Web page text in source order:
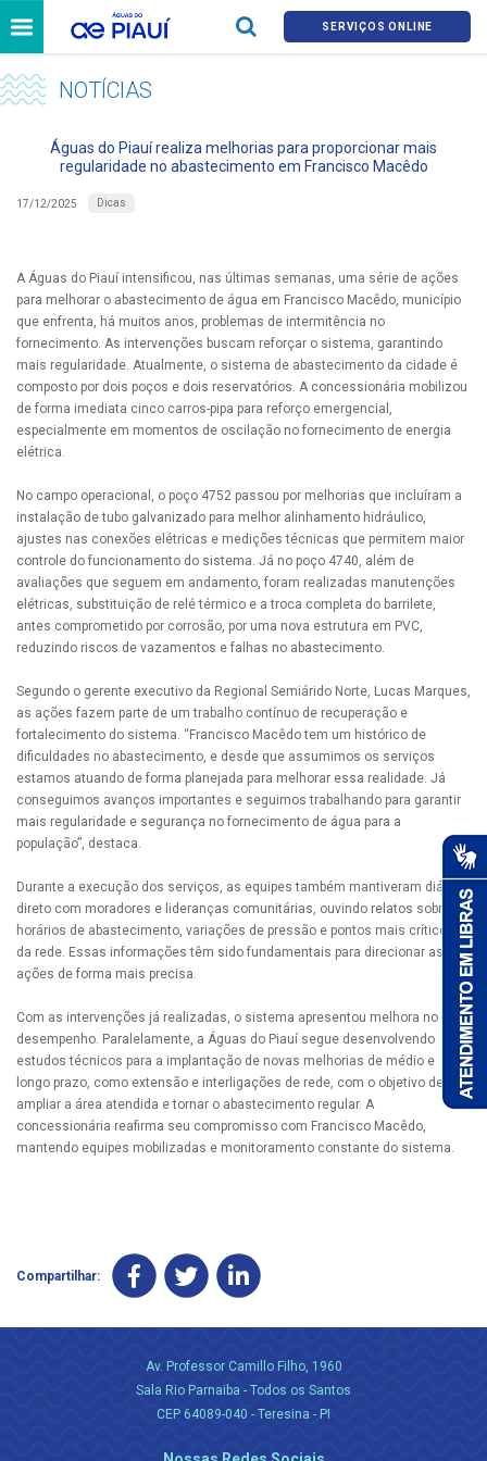
SERVIÇOS ONLINE
NOTÍCIAS
Águas do Piauí realiza melhorias para proporcionar mais
regularidade no abastecimento em Francisco Macêdo
17/12/2025 Dicas
A Águas do Piauí intensificou, nas últimas semanas, uma série de ações
para melhorar o abastecimento de água em Francisco Macêdo, município
que enfrenta, há muitos anos, problemas de intermitência no
fornecimento. As intervenções buscam reforçar o sistema, garantindo
mais regularidade. Atualmente, o sistema de abastecimento da cidade é
composto por dois poços e dois reservatórios. A concessionária mobilizou
de forma imediata cinco carros-pipa para reforço emergencial,
especialmente em momentos de oscilação no fornecimento de energia
elétrica.
No campo operacional, o poço 4752 passou por melhorias que incluíram a
instalação de tubo galvanizado para melhor alinhamento hidráulico,
ajustes nas conexões elétricas e medições técnicas que permitem maior
controle do funcionamento do sistema. Já no poço 4740, além de
avaliações que seguem em andamento, foram realizadas manutenções
elétricas, substituição de relé térmico e a troca completa do barrilete,
antes comprometido por corrosão, por uma nova estrutura em PVC,
reduzindo riscos de vazamentos e falhas no abastecimento.
Segundo o gerente executivo da Regional Semiárido Norte, Lucas Marques,
as ações fazem parte de um trabalho contínuo de recuperação e
fortalecimento do sistema. “Francisco Macêdo tem um histórico de
dificuldades no abastecimento, e desde que assumimos os serviços
estamos atuando de forma planejada para melhorar essa realidade. Já
conseguimos avanços importantes e seguimos trabalhando para garantir
mais regularidade e segurança no fornecimento de água para a
população”, destaca.
Durante a execução dos serviços, as equipes também mantiveram diálogo
direto com moradores e lideranças comunitárias, ouvindo relatos sobre
horários de abastecimento, variações de pressão e pontos mais críticos
da rede. Essas informações têm sido fundamentais para direcionar as
ações de forma mais precisa.
Com as intervenções já realizadas, o sistema apresentou melhora no
desempenho. Paralelamente, a Águas do Piauí segue desenvolvendo
estudos técnicos para a implantação de novas melhorias de médio e
longo prazo, como extensão e interligações de rede, com o objetivo de
ampliar a área atendida e tornar o abastecimento regular. A
concessionária reafirma seu compromisso com Francisco Macêdo,
mantendo equipes mobilizadas e monitoramento constante do sistema.
Compartilhar:
Av. Professor Camillo Filho, 1960
Sala Rio Parnaiba - Todos os Santos
CEP 64089-040 - Teresina - PI